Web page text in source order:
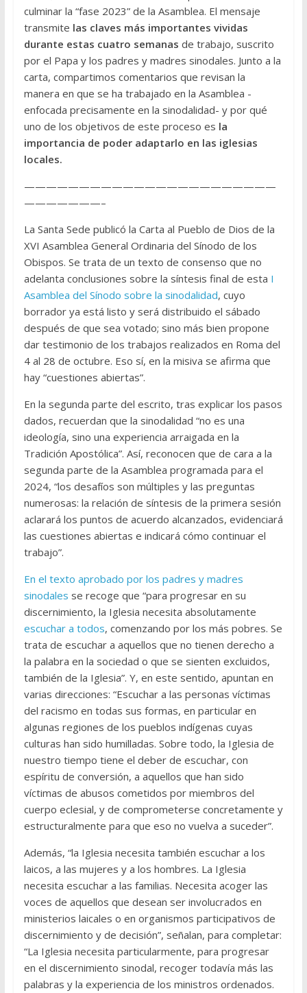
culminar la “fase 2023” de la Asamblea. El mensaje
transmite las claves más importantes vividas
durante estas cuatro semanas de trabajo, suscrito
por el Papa y los padres y madres sinodales. Junto a la
carta, compartimos comentarios que revisan la
manera en que se ha trabajado en la Asamblea -
enfocada precisamente en la sinodalidad- y por qué
uno de los objetivos de este proceso es la
importancia de poder adaptarlo en las iglesias
locales.
———————————————————————
———————–
La Santa Sede publicó la Carta al Pueblo de Dios de la
XVI Asamblea General Ordinaria del Sínodo de los
Obispos. Se trata de un texto de consenso que no
adelanta conclusiones sobre la síntesis final de esta I
Asamblea del Sínodo sobre la sinodalidad, cuyo
borrador ya está listo y será distribuido el sábado
después de que sea votado; sino más bien propone
dar testimonio de los trabajos realizados en Roma del
4 al 28 de octubre. Eso sí, en la misiva se afirma que
hay “cuestiones abiertas”.
En la segunda parte del escrito, tras explicar los pasos
dados, recuerdan que la sinodalidad “no es una
ideología, sino una experiencia arraigada en la
Tradición Apostólica”. Así, reconocen que de cara a la
segunda parte de la Asamblea programada para el
2024, “los desafíos son múltiples y las preguntas
numerosas: la relación de síntesis de la primera sesión
aclarará los puntos de acuerdo alcanzados, evidenciará
las cuestiones abiertas e indicará cómo continuar el
trabajo”.
En el texto aprobado por los padres y madres
sinodales se recoge que “para progresar en su
discernimiento, la Iglesia necesita absolutamente
escuchar a todos, comenzando por los más pobres. Se
trata de escuchar a aquellos que no tienen derecho a
la palabra en la sociedad o que se sienten excluidos,
también de la Iglesia”. Y, en este sentido, apuntan en
varias direcciones: “Escuchar a las personas víctimas
del racismo en todas sus formas, en particular en
algunas regiones de los pueblos indígenas cuyas
culturas han sido humilladas. Sobre todo, la Iglesia de
nuestro tiempo tiene el deber de escuchar, con
espíritu de conversión, a aquellos que han sido
víctimas de abusos cometidos por miembros del
cuerpo eclesial, y de comprometerse concretamente y
estructuralmente para que eso no vuelva a suceder”.
Además, “la Iglesia necesita también escuchar a los
laicos, a las mujeres y a los hombres. La Iglesia
necesita escuchar a las familias. Necesita acoger las
voces de aquellos que desean ser involucrados en
ministerios laicales o en organismos participativos de
discernimiento y de decisión”, señalan, para completar:
“La Iglesia necesita particularmente, para progresar
en el discernimiento sinodal, recoger todavía más las
palabras y la experiencia de los ministros ordenados.